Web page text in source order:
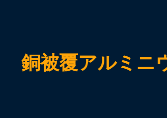
銅被覆アルミニ